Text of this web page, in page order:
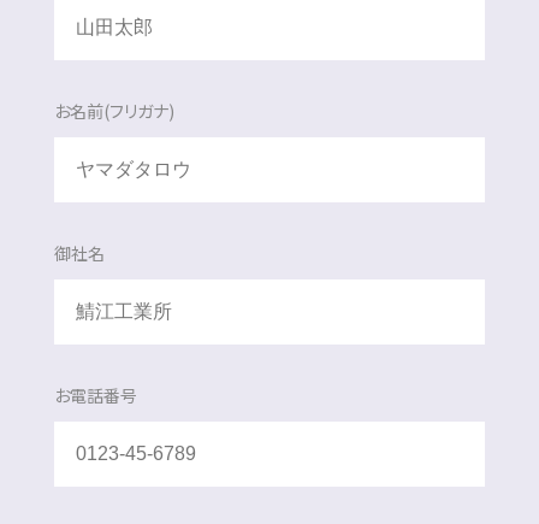
お名前(フリガナ)
御社名
お電話番号